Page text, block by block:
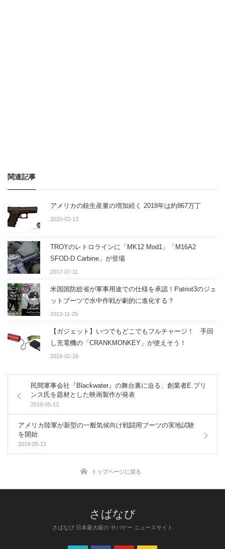
関連記事
アメリカの銃生産量の増加続く 2018年は約867万丁
2020-02-13
TROYのレトロラインに「MK12 Mod1」「M16A2
SFOD-D Carbine」が登場
2017-07-11
米国国防総省が軍事用途での仕様を承認！Patriot3のジェ
ットブーツで水中作戦が劇的に進化する？
2013-11-25
【ガジェット】いつでもどこでもフルチャージ！ 手回
し充電機の「CRANKMONKEY」が使えそう！
2018-02-16
民間軍事会社『Blackwater』の舞台裏に迫る、創業者E.プリ
ンス氏を題材とした映画製作が発表
2019-05-12
アメリカ陸軍が新型の一般気候向け戦闘用ブーツの実地試験
を開始
2019-05-13
トップページに戻る
さばなび 日本最大級の サバゲー ニュースサイト